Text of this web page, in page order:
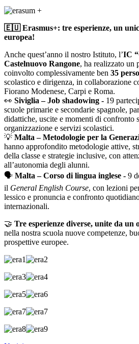
🇪🇺 Erasmus+: tre esperienze, un
europea!
Anche quest’anno il nostro Istituto, l’IC
Castelnuovo Rangone, ha realizzato un
coinvolto complessivamente ben 35
scolastico e dirigenza, in collaborazione
Fiorano Modenese, Carpi e Roma.
👀 Siviglia – Job shadowing - 19
scuole primarie e secondarie spagnole,
didattiche, uscite e momenti di confronto
organizzazione e servizi scolastici.
💡 Malta – Metodologie per la
hanno approfondito metodologie attive,
della classe e strategie inclusive, con
all’autonomia degli alunni.
🗣️ Malta – Corso di lingua inglese - 9
il General English Course, con lezioni
lessico e pronuncia e confronto
internazionali.
🤝 Tre esperienze diverse, unite da un
nella nostra scuola nuove competenze,
prospettive europee.